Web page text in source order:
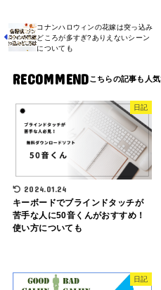
コナンハロウィンの花嫁は突っ込み
どころが多すぎ?ありえないシーン
についても
RECOMMEND
日記
2024.01.24
キーボードでブラインドタッチが
苦手な人に50音くんがおすすめ！
使い方についても
日記